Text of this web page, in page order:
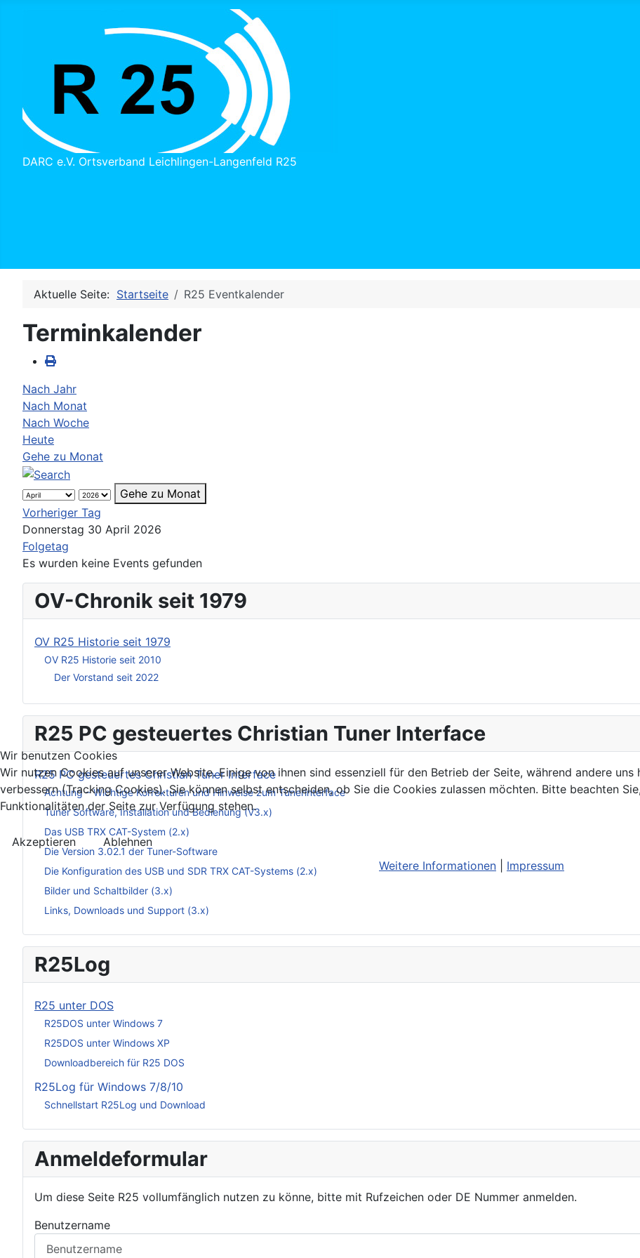
DARC e.V. Ortsverband Leichlingen-Langenfeld R25
OV-Chronik seit 1979
OV R25 Historie seit 1979
OV R25 Historie seit 2010
Der Vorstand seit 2022
R25 PC gesteuertes Christian Tuner Interface
R25 PC gesteuertes Christian Tuner Interface
Achtung – Wichtige Korrekturen und Hinweise zum Tunerinterface
Tuner Software, Installation und Bedienung (V3.x)
Das USB TRX CAT-System (2.x)
Die Version 3.02.1 der Tuner-Software
Die Konfiguration des USB und SDR TRX CAT-Systems (2.x)
Bilder und Schaltbilder (3.x)
Links, Downloads und Support (3.x)
R25Log
R25 unter DOS
R25DOS unter Windows 7
R25DOS unter Windows XP
Downloadbereich für R25 DOS
R25Log für Windows 7/8/10
Schnellstart R25Log und Download
Anmeldeformular
Um diese Seite R25 vollumfänglich nutzen zu könne, bitte mit Rufzeichen oder DE Nummer anmelden.
Benutzername
Aktuelle Seite: Startseite R25 Eventkalender
Terminkalender
Nach Jahr
Nach Monat
Nach Woche
Heute
Gehe zu Monat
Gehe zu Monat
Vorheriger Tag
Donnerstag 30 April 2026
Folgetag
Es wurden keine Events gefunden
Wir benutzen Cookies
Wir nutzen Cookies auf unserer Website. Einige von ihnen sind essenziell für den Betrieb der Seite, während andere
verbessern (Tracking Cookies). Sie können selbst entscheiden, ob Sie die Cookies zulassen möchten. Bitte beachten
Funktionalitäten der Seite zur Verfügung stehen.
Akzeptieren
Ablehnen
Weitere Informationen
Impressum